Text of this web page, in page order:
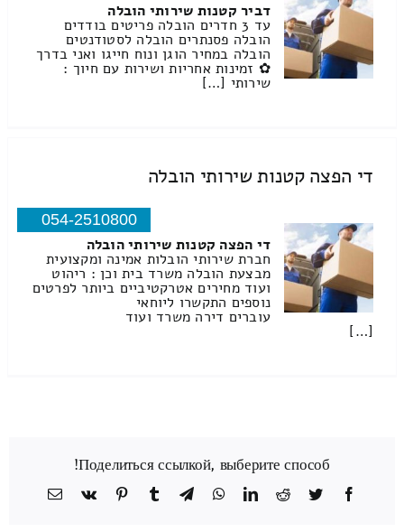
דביר קטנות שירותי הובלה
עד 3 חדרים הובלה פריטים בודדים
הובלה פסנתרים הובלה לסטודנטים
הובלה במחיר הוגן ונוח חייגו ואני בדרך
✿ זמינות אחריות ושירות עם חיוך :
שירותי […]
די הפצה קטנות שירותי הובלה
054-2510800
די הפצה קטנות שירותי הובלה
חברת שירותי הובלות אמינה ומקצועית
מבצעת הובלה משרד בית וכן : ריהוט
ועוד מחירים אטרקטיביים ביותר לפרטים
נוספים התקשרו ליוחאי
עוברים דירה משרד ועוד
[…]
Поделиться ссылкой, выберите способ!
Facebook
Twitter
Reddit
LinkedIn
WhatsApp
Telegram
Tumblr
Pinterest
Vk
כתובת